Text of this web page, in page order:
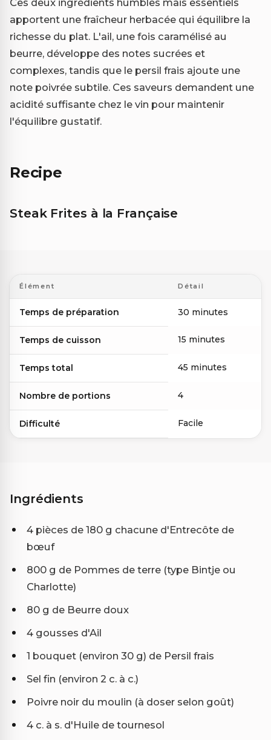
Ces deux ingrédients humbles mais essentiels
apportent une fraîcheur herbacée qui équilibre la
richesse du plat. L'ail, une fois caramélisé au
beurre, développe des notes sucrées et
complexes, tandis que le persil frais ajoute une
note poivrée subtile. Ces saveurs demandent une
acidité suffisante chez le vin pour maintenir
l'équilibre gustatif.
Recipe
Steak Frites à la Française
Élément Détail
Temps de préparation 30 minutes
Temps de cuisson 15 minutes
Temps total 45 minutes
Nombre de portions 4
Difficulté Facile
Ingrédients
4 pièces de 180 g chacune d'Entrecôte de
bœuf
800 g de Pommes de terre (type Bintje ou
Charlotte)
80 g de Beurre doux
4 gousses d'Ail
1 bouquet (environ 30 g) de Persil frais
Sel fin (environ 2 c. à c.)
Poivre noir du moulin (à doser selon goût)
4 c. à s. d'Huile de tournesol